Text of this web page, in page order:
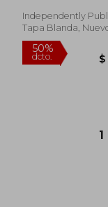
Independently
Tapa Blanda,
1